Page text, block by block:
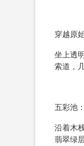
穿越原
坐上透
索道，
五彩池：
沿着木
翡翠绿